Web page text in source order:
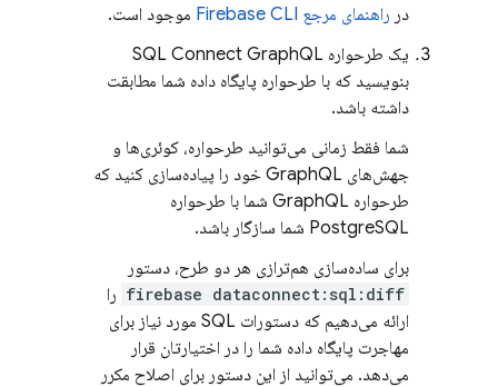
در راهنمای مرجع Firebase CLI
موجود است.
یک طرحواره
SQL Connect GraphQL
بنویسید که با طرحواره پایگاه داده شما مطابقت
داشته باشد.
شما فقط زمانی می‌توانید طرحواره، کوئری‌ها و
جهش‌های GraphQL خود را پیاده‌سازی کنید که
طرحواره GraphQL شما با طرحواره
PostgreSQL شما سازگار باشد.
برای ساده‌سازی هم‌ترازی هر دو طرح، دستور
firebase dataconnect:sql:diff را
ارائه می‌دهیم که دستورات SQL مورد نیاز برای
مهاجرت پایگاه داده شما را در اختیارتان قرار
می‌دهد. می‌توانید از این دستور برای اصلاح مکرر